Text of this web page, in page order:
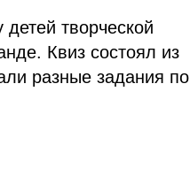
творческой
Квиз состоял из
разные задания по